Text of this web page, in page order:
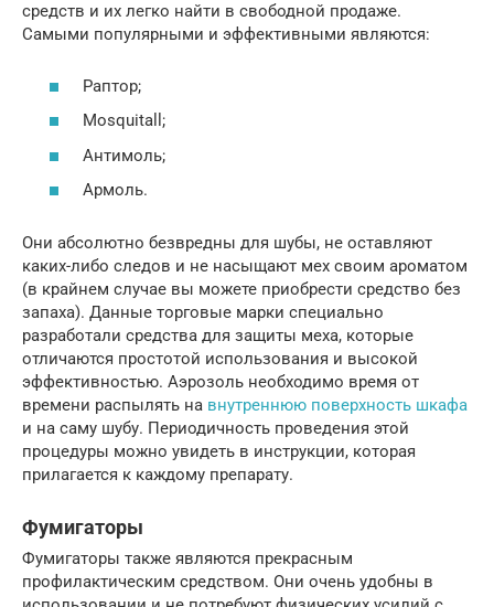
средств и их легко найти в свободной продаже.
Самыми популярными и эффективными являются:
Раптор;
Mosquitall;
Антимоль;
Армоль.
Они абсолютно безвредны для шубы, не оставляют
каких-либо следов и не насыщают мех своим ароматом
(в крайнем случае вы можете приобрести средство без
запаха). Данные торговые марки специально
разработали средства для защиты меха, которые
отличаются простотой использования и высокой
эффективностью. Аэрозоль необходимо время от
времени распылять на внутреннюю поверхность шкафа
и на саму шубу. Периодичность проведения этой
процедуры можно увидеть в инструкции, которая
прилагается к каждому препарату.
Фумигаторы
Фумигаторы также являются прекрасным
профилактическим средством. Они очень удобны в